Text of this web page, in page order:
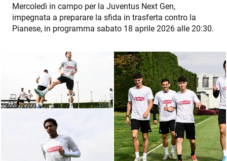
Mercoledì in campo per la Juventus Next Gen,
impegnata a preparare la sfida in trasferta contro la
Pianese, in programma sabato 18 aprile 2026 alle 20:30.